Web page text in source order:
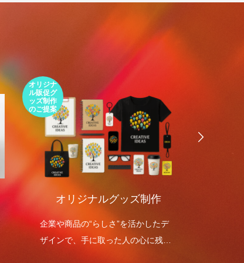
オリジナ
ル販促グ
ッズ制作
のご提案
オリジナルグッズ制作
企業や商品の“らしさ”を活かしたデ
ザインで、手に取った人の心に残る